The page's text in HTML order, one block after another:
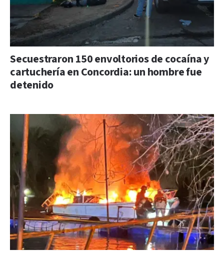
Secuestraron 150 envoltorios de cocaína y
cartuchería en Concordia: un hombre fue
detenido